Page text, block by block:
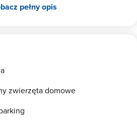
pełny opis
zwierzęta domowe